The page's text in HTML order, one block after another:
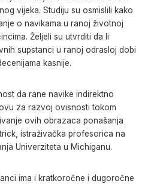
vijeka. Studiju su osmislili kako
o navikama u ranoj životnoj
Željeli su utvrditi da li
supstanci u ranoj odrasloj dobi
kasnije.
da rane navike indirektno
za razvoj ovisnosti tokom
ovih obrazaca ponašanja
istraživačka profesorica na
Univerziteta u Michiganu.
ima i kratkoročne i dugoročne